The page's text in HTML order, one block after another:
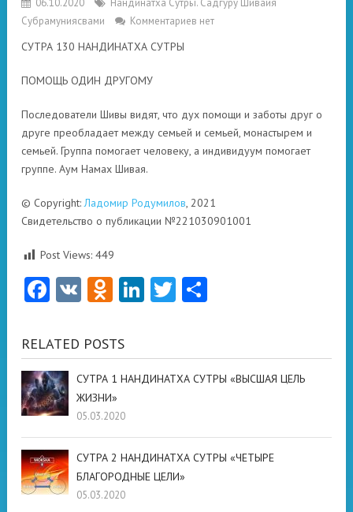
06.10.2020
Нандинатха Сутры. Садгуру Шивайя
Субрамуниясвами
Комментариев нет
СУТРА 130 НАНДИНАТХА СУТРЫ
ПОМОЩЬ ОДИН ДРУГОМУ
Последователи Шивы видят, что дух помощи и заботы друг о
друге преобладает между семьей и семьей, монастырем и
семьей. Группа помогает человеку, а индивидуум помогает
группе. Аум Намах Шивая.
© Copyright:Ладомир Родумилов, 2021
Свидетельство о публикации №221030901001
Post Views: 449
Facebook
VK Odnoklassniki
LinkedIn
Twitter
RELATED POSTS
СУТРА 1 НАНДИНАТХА СУТРЫ «ВЫСШАЯ ЦЕЛЬ
ЖИЗНИ»
05.03.2020
СУТРА 2 НАНДИНАТХА СУТРЫ «ЧЕТЫРЕ
БЛАГОРОДНЫЕ ЦЕЛИ»
05.03.2020